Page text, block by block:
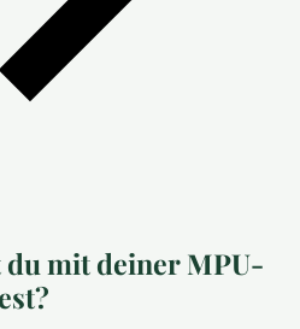
mit deiner MPU-